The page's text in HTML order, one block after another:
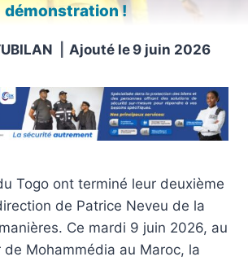
démonstration !
Ajouté le 9 juin 2026
Togo ont terminé leur deuxième
de Patrice Neveu de la
Ce mardi 9 juin 2026, au
de Mohammédia au Maroc, la